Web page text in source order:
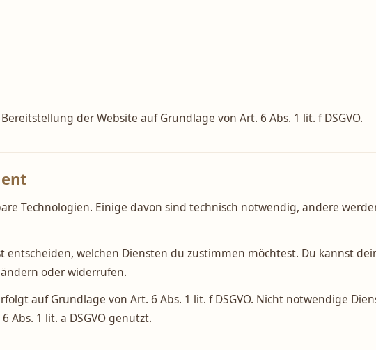
der Website auf Grundlage von Art. 6 Abs. 1 lit. f DSGVO.
Technologien. Einige davon sind technisch notwendig, andere
welchen Diensten du zustimmen möchtest. Du kannst
oder widerrufen.
auf Grundlage von Art. 6 Abs. 1 lit. f DSGVO. Nicht notwendige
1 lit. a DSGVO genutzt.